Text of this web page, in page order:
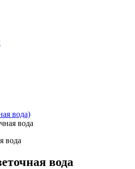
вода)
вода
вода